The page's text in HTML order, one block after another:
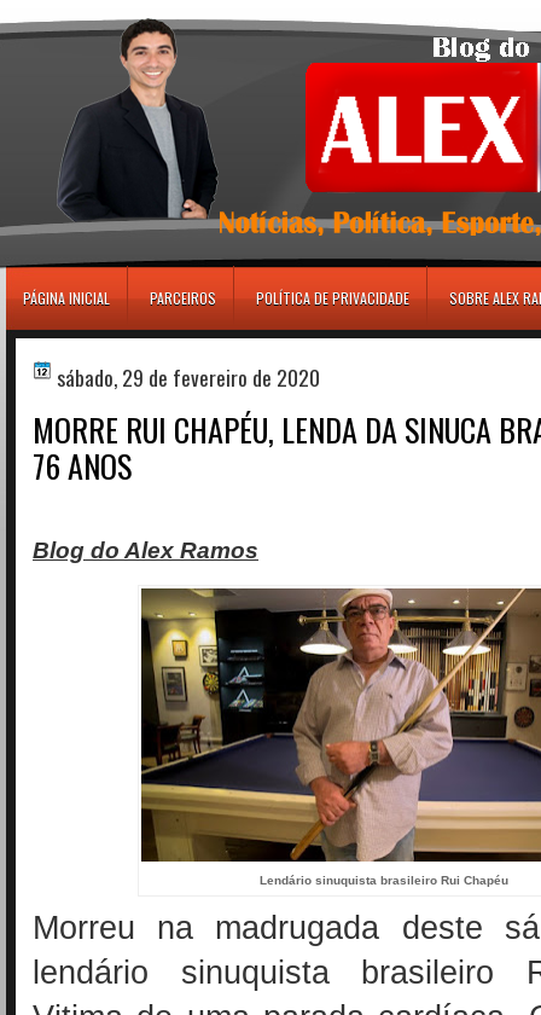
PÁGINA INICIAL PARCEIROS POLÍTICA DE PRIVACIDADE SOBRE ALEX
sábado, 29 de fevereiro de 2020
MORRE RUI CHAPÉU, LENDA DA SINUCA
76 ANOS
Blog do Alex Ramos
Lendário sinuquista brasileiro Rui Chapéu
Morreu na madrugada deste
lendário sinuquista brasileiro